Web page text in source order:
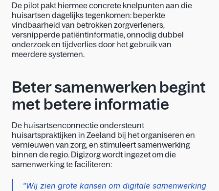
De pilot pakt hiermee concrete knelpunten aan die
huisartsen dagelijks tegenkomen: beperkte
vindbaarheid van betrokken zorgverleners,
versnipperde patiëntinformatie, onnodig dubbel
onderzoek en tijdverlies door het gebruik van
meerdere systemen.
Beter samenwerken begint
met betere informatie
De huisartsenconnectie ondersteunt
huisartspraktijken in Zeeland bij het organiseren en
vernieuwen van zorg, en stimuleert samenwerking
binnen de regio. Digizorg wordt ingezet om die
samenwerking te faciliteren:
"Wij zien grote kansen om digitale samenwerking